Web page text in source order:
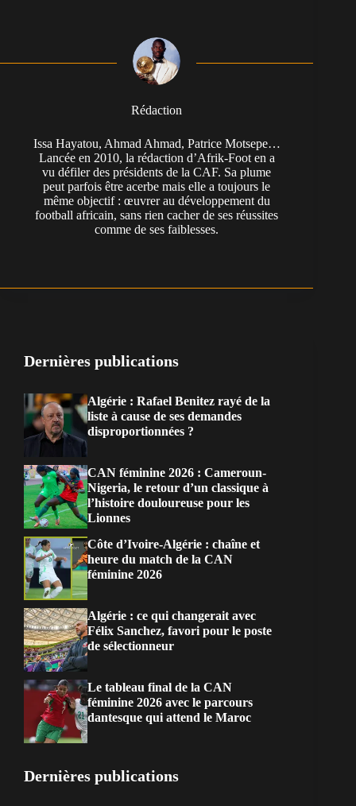
Rédaction
Issa Hayatou, Ahmad Ahmad, Patrice Motsepe…
Lancée en 2010, la rédaction d’Afrik-Foot en a
vu défiler des présidents de la CAF. Sa plume
peut parfois être acerbe mais elle a toujours le
même objectif : œuvrer au développement du
football africain, sans rien cacher de ses réussites
comme de ses faiblesses.
Dernières publications
Algérie : Rafael Benitez rayé de la
liste à cause de ses demandes
disproportionnées ?
CAN féminine 2026 : Cameroun-
Nigeria, le retour d’un classique à
l’histoire douloureuse pour les
Lionnes
Côte d’Ivoire-Algérie : chaîne et
heure du match de la CAN
féminine 2026
Algérie : ce qui changerait avec
Félix Sanchez, favori pour le poste
de sélectionneur
Le tableau final de la CAN
féminine 2026 avec le parcours
dantesque qui attend le Maroc
Dernières publications